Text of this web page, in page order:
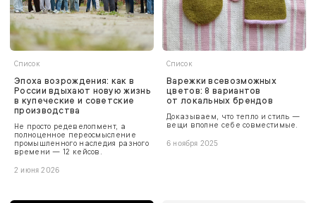
Список
Эпоха возрождения: как в
России вдыхают новую жизнь
в купеческие и советские
производства
Не просто редевелопмент, а
полноценное переосмысление
промышленного наследия разного
времени — 12 кейсов.
2 июня 2026
Список
Варежки всевозможных
цветов: 8 вариантов
от локальных брендов
Доказываем, что тепло и стиль —
вещи вполне себе совместимые.
6 ноября 2025